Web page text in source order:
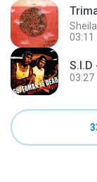
03:11
S.I.D
03:27